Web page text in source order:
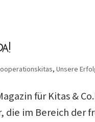
,Unsere
für Kitas &
im Bereich der